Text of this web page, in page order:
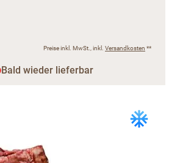
Preise inkl. MwSt., inkl. Versandkosten **
Bald wieder lieferbar